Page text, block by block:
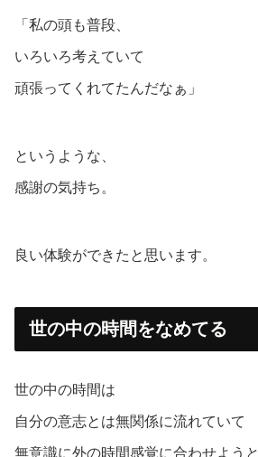
「私の頭も普段、
いろいろ考えていて
頑張ってくれてたんだなぁ」
というような、
感謝の気持ち。
良い体験ができたと思います。
世の中の時間をなめてる
世の中の時間は
自分の意志とは無関係に流れていて
無意識に外の時間感覚に合わせようと